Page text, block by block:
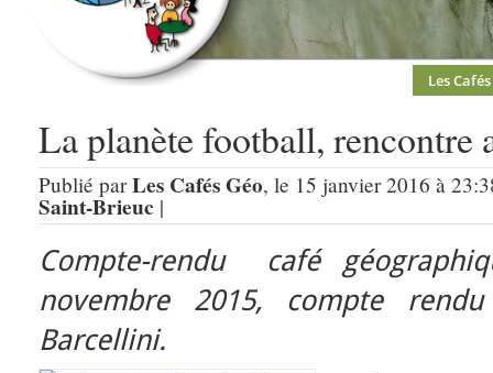
Les Cafés
La planète football, rencontre
Publié parLes Cafés Géo, le 15 janvier 2016 à
Saint-Brieuc |
Compte-rendu café
novembre 2015, compte
Barcellini.